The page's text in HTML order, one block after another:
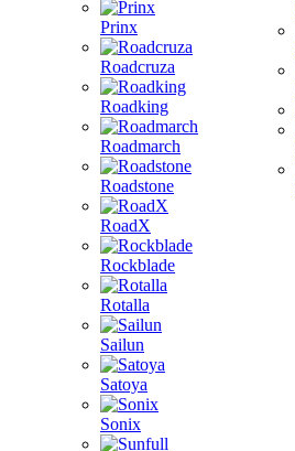
Prinx
Roadcruza
Roadking
Roadmarch
Roadstone
RoadX
Rockblade
Rotalla
Sailun
Satoya
Sonix